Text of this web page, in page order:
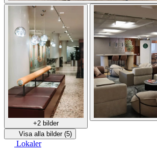
+2 bilder
Visa alla bilder (5)
Lokaler